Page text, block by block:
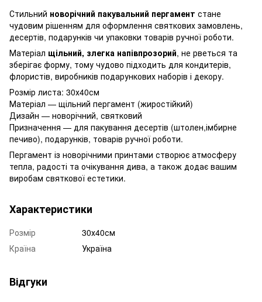
Стильний новорічний пакувальний пергамент стане
чудовим рішенням для оформлення святкових замовлень,
десертів, подарунків чи упаковки товарів ручної роботи.
Матеріал щільний, злегка напівпрозорий, не рветься та
зберігає форму, тому чудово підходить для кондитерів,
флористів, виробників подарункових наборів і декору.
Розмір листа: 30х40см
Матеріал — щільний пергамент (жиростійкий)
Дизайн — новорічний, святковий
Призначення — для пакування десертів (штолен,імбирне
печиво), подарунків, товарів ручної роботи.
Пергамент із новорічними принтами створює атмосферу
тепла, радості та очікування дива, а також додає вашим
виробам святкової естетики.
Характеристики
Розмір
30х40см
Країна
Україна
Відгуки